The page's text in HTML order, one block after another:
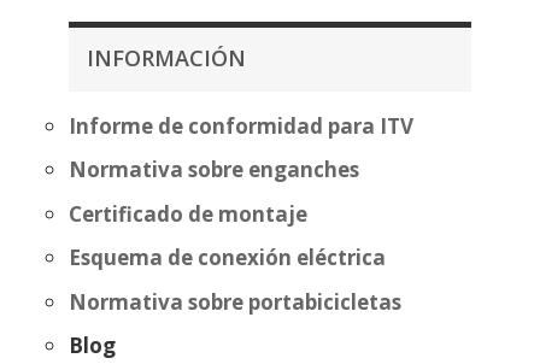
INFORMACIÓN
Informe de conformidad para ITV
Normativa sobre enganches
Certificado de montaje
Esquema de conexión eléctrica
Normativa sobre portabicicletas
Blog